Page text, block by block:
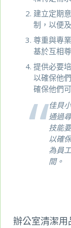
建立定期
制，以便
尊重與專
基於互相
提供必要
以確保他
確保他們
佳貝
通過
技能
以確
為員
間。
辦公室清潔